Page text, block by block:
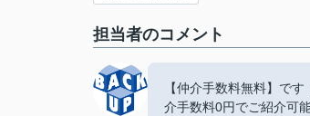
担当者のコメント
【仲介手数料無料】で
介手数料0円でご紹介可